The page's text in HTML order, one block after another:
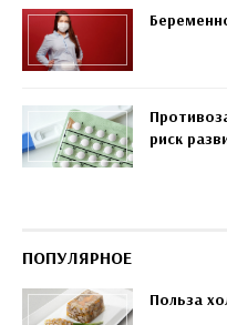
риск
ПОПУЛЯРНОЕ
Польза